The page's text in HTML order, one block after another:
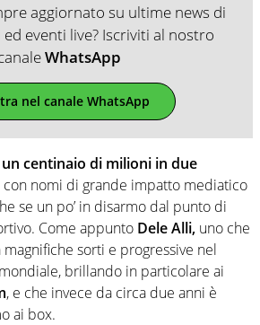
aggiornato su ultime news di
eventi live? Iscriviti al nostro
WhatsApp
nel canale WhatsApp
un centinaio di milioni in due
con nomi di grande impatto mediatico
se un po’ in disarmo dal punto di
Come appunto Dele Alli, uno che
sorti e progressive nel
brillando in particolare ai
, e che invece da circa due anni è
ai box.